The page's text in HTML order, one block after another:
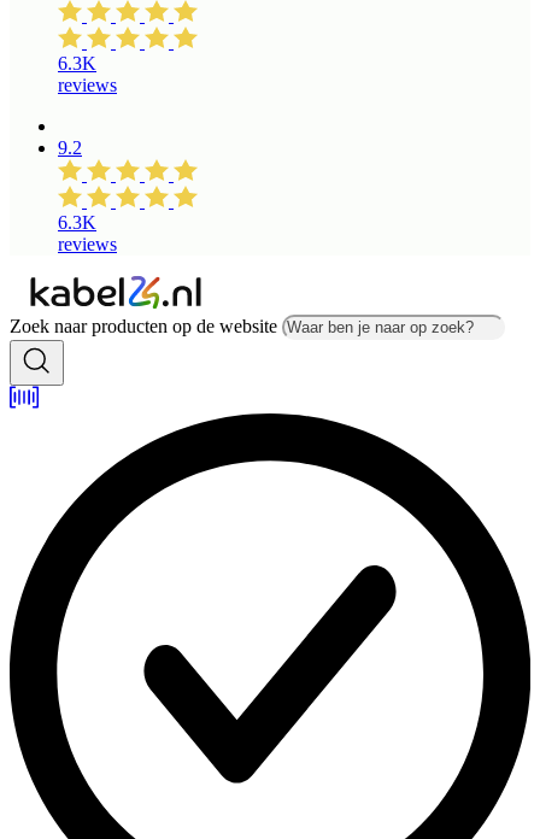
6.3K
reviews
9.2
6.3K
reviews
Zoek naar producten op de website